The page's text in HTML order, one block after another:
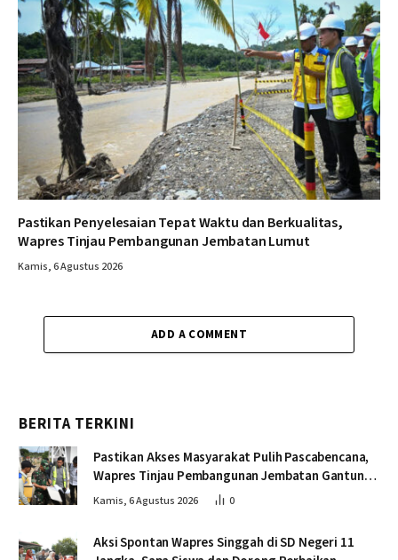
Pastikan Penyelesaian Tepat Waktu dan Berkualitas,
Wapres Tinjau Pembangunan Jembatan Lumut
Kamis, 6 Agustus 2026
ADD A COMMENT
BERITA TERKINI
Pastikan Akses Masyarakat Pulih Pascabencana,
Wapres Tinjau Pembangunan Jembatan Gantung
Kendawi
Kamis, 6 Agustus 2026 0
Aksi Spontan Wapres Singgah di SD Negeri 11